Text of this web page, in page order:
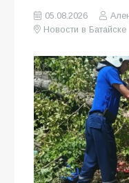
05.08.2026
Новости в Батайске